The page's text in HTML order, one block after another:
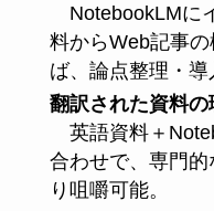
NotebookLMに
料からWeb記事
ば、論点整理・導
翻訳された資料の
英語資料＋
合わせで、専門
り咀嚼可能。